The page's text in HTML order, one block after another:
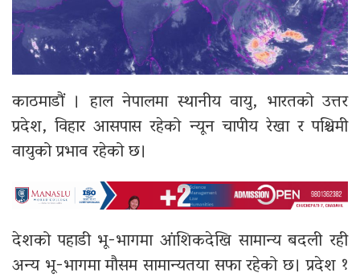
काठमाडौं । हाल नेपालमा स्थानीय वायु, भारतको उत्तर
प्रदेश, विहार आसपास रहेको न्यून चापीय रेखा र पश्चिमी
वायुको प्रभाव रहेको छ।
देशको पहाडी भू-भागमा आंशिकदेखि सामान्य बदली रही
अन्य भू-भागमा मौसम सामान्यतया सफा रहेको छ। प्रदेश १